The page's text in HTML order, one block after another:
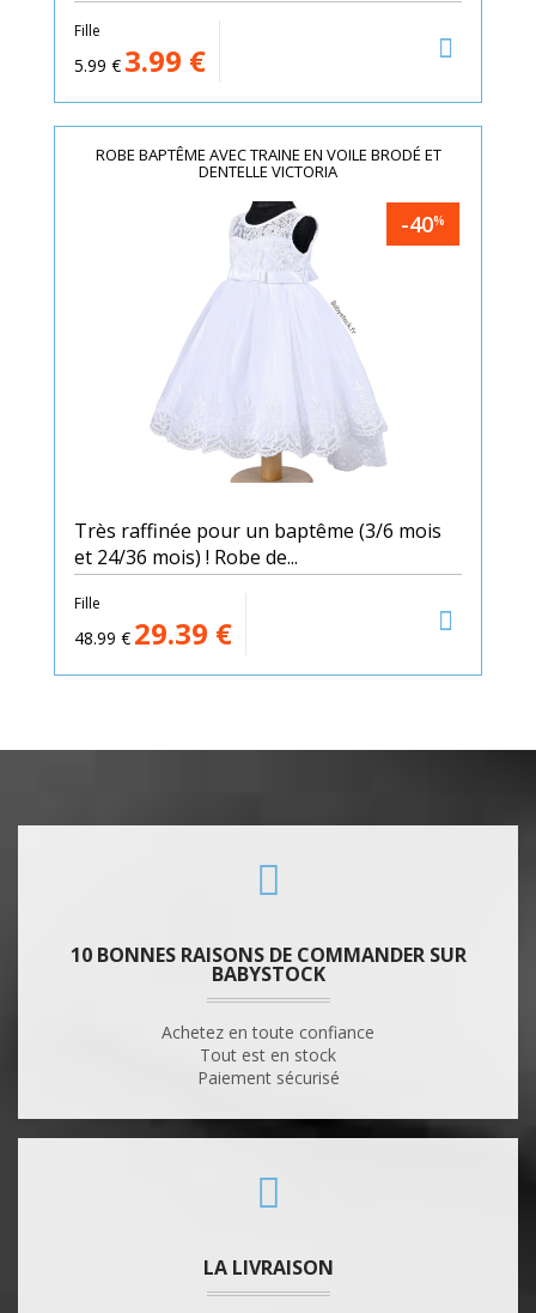
Fille
5.99 € 3.99 €
ROBE BAPTÊME AVEC TRAINE EN VOILE BRODÉ ET
DENTELLE VICTORIA
-40%
Très raffinée pour un baptême (3/6 mois
et 24/36 mois) ! Robe de...
Fille
48.99 € 29.39 €
10 BONNES RAISONS DE COMMANDER SUR
BABYSTOCK
Achetez en toute confiance
Tout est en stock
Paiement sécurisé
LA LIVRAISON